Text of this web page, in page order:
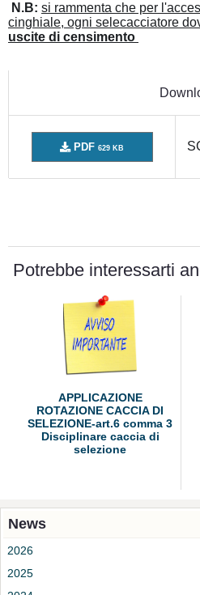
N.B: si rammenta che per
cinghiale, ogni selecacciatore
uscite di censimento
PDF 629 KB
Potrebbe interessarti
APPLICAZIONE
ROTAZIONE CACCIA DI
SELEZIONE-art.6 comma 3
Disciplinare caccia di
selezione
News
2026
2025